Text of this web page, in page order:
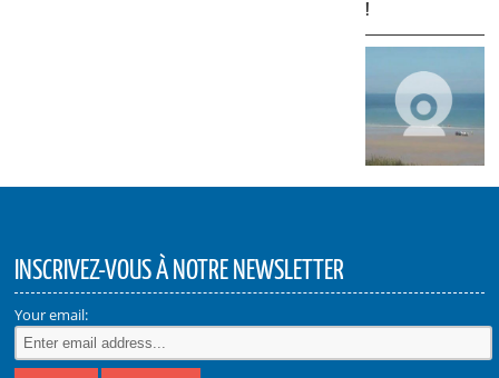
!
INSCRIVEZ-VOUS À NOTRE NEWSLETTER
Your email: